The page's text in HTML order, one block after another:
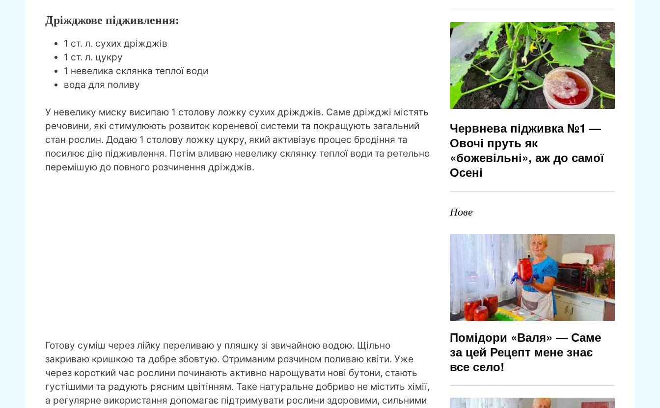
Дріжджове підживлення:
1 ст. л. сухих дріжджів
1 ст. л. цукру
1 невелика склянка теплої води
вода для поливу
У невелику миску висипаю 1 столову ложку сухих дріжджів. Саме дріжджі містять
речовини, які стимулюють розвиток кореневої системи та покращують загальний
стан рослин. Додаю 1 столову ложку цукру, який активізує процес бродіння та
посилює дію підживлення. Потім вливаю невелику склянку теплої води та ретельно
перемішую до повного розчинення дріжджів.
Готову суміш через лійку переливаю у пляшку зі звичайною водою. Щільно
закриваю кришкою та добре збовтую. Отриманим розчином поливаю квіти. Уже
через короткий час рослини починають активно нарощувати нові бутони, стають
густішими та радують рясним цвітінням. Таке натуральне добриво не містить хімії,
а регулярне використання допомагає підтримувати рослини здоровими, сильними
Червнева підживка №1 —
Овочі пруть як
«божевільні», аж до самої
Осені
Нове
Помідори «Валя» — Саме
за цей Рецепт мене знає
все село!